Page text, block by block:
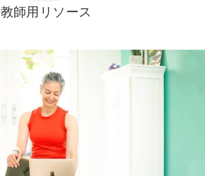
教師用リソース